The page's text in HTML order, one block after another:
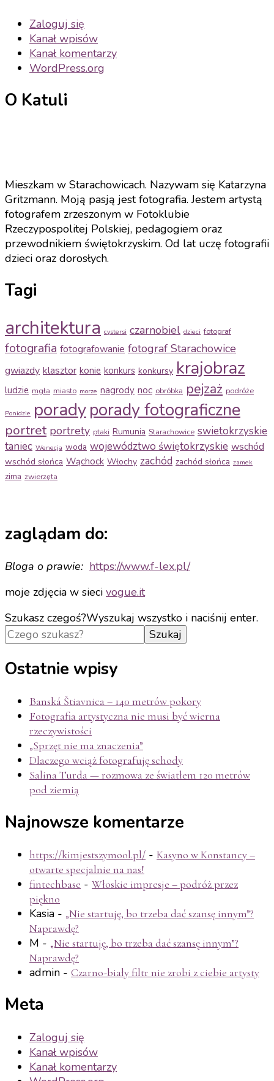
Zaloguj się
Kanał wpisów
Kanał komentarzy
WordPress.org
O Katuli
Mieszkam w Starachowicach. Nazywam się Katarzyna
Gritzmann. Moją pasją jest fotografia. Jestem artystą
fotografem zrzeszonym w Fotoklubie
Rzeczypospolitej Polskiej, pedagogiem oraz
przewodnikiem świętokrzyskim. Od lat uczę fotografii
dzieci oraz dorosłych.
Tagi
architektura cystersi czarnobiel dzieci fotograf
fotografia fotografowanie fotograf Starachowice
gwiazdy klasztor konie konkurs konkursy krajobraz
ludzie mgła miasto morze nagrody noc obróbka pejzaż podróże
Ponidzie poradyporady fotograficzne
portret portrety ptaki Rumunia Starachowice swietokrzyskie
taniec Wenecja woda województwo świętokrzyskie wschód
wschód słońca Wąchock Włochy zachód zachód słońca zamek
zima zwierzęta
zaglądam do:
Bloga o prawie: https://www.f-lex.pl/
moje zdjęcia w sieci vogue.it
Szukasz czegoś?Wyszukaj wszystko i naciśnij enter.
Ostatnie wpisy
Banská Štiavnica – 140 metrów pokory
Fotografia artystyczna nie musi być wierna
rzeczywistości
„Sprzęt nie ma znaczenia”
Dlaczego wciąż fotografuję schody
Salina Turda — rozmowa ze światłem 120 metrów
pod ziemią
Najnowsze komentarze
https://kimjestszymool.pl/ - Kasyno w Konstancy –
otwarte specjalnie na nas!
fintechbase - Włoskie impresje – podróż przez
piękno
Kasia - „Nie startuję, bo trzeba dać szansę innym”?
Naprawdę?
M - „Nie startuję, bo trzeba dać szansę innym”?
Naprawdę?
admin - Czarno-biały filtr nie zrobi z ciebie artysty
Meta
Zaloguj się
Kanał wpisów
Kanał komentarzy